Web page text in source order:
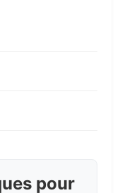
pour